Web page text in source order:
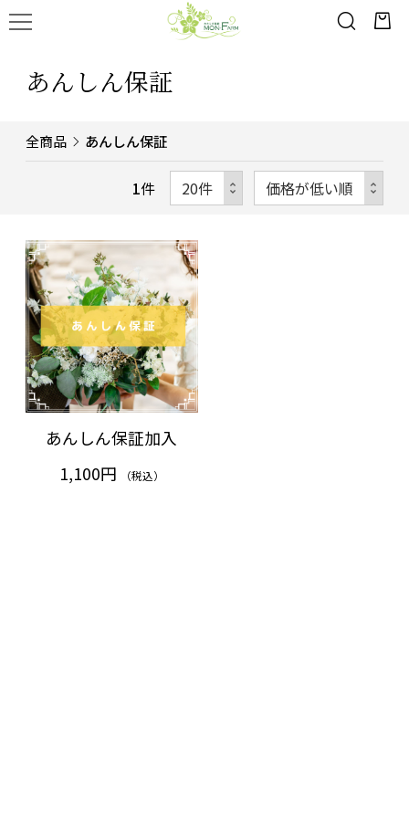
あんしん保証
全商品 あんしん保証
1件
あんしん保証加入
1,100円
（税込）